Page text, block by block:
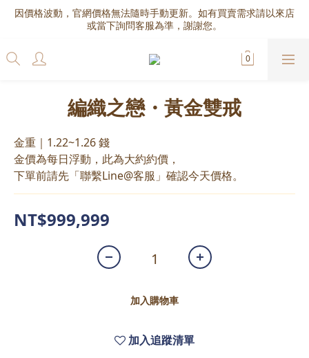
因價格波動，官網價格無法隨時手動更新。如有買賣需求請以來店
或當下詢問客服為準，謝謝您。
編織之戀・黃金雙戒
金重｜1.22~1.26 錢
金價為每日浮動，此為大約約價，
下單前請先「聯繫Line@客服」確認今天價格。
NT$999,999
加入購物車
加入追蹤清單